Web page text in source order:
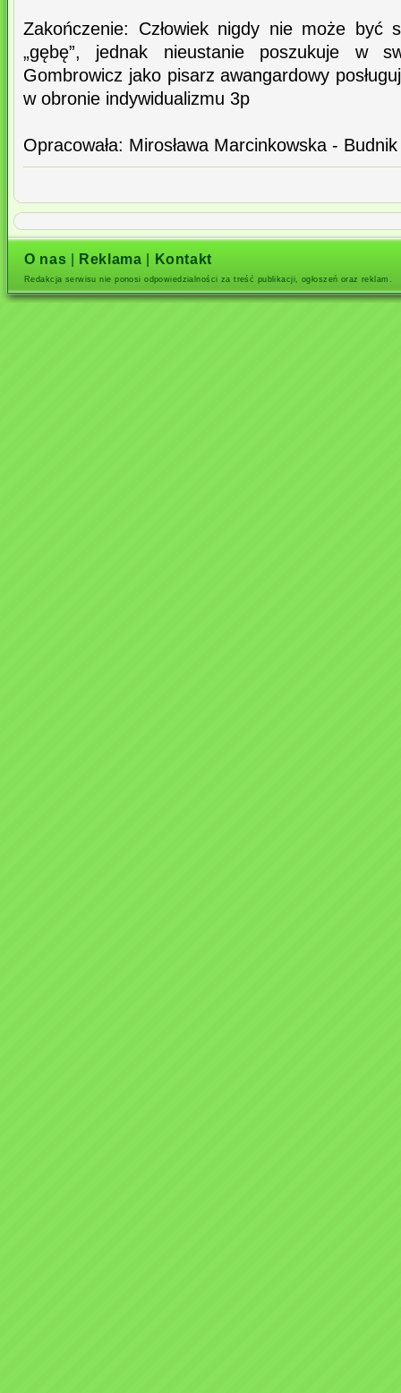
Zakończenie: Człowiek nigdy nie może być
„gębę”, jednak nieustanie poszukuje w
Gombrowicz jako pisarz awangardowy
w obronie indywidualizmu 3p
Opracowała: Mirosława Marcinkowska - Budnik
O nas Reklama Kontakt
Redakcja serwisu nie ponosi odpowiedzialności za treść publikacji, ogłoszeń oraz reklam.